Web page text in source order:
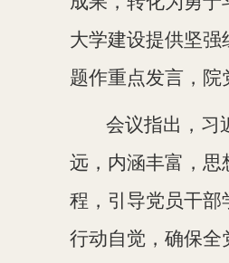
大学建设提供坚强
题作重点发言，院
会议指出，习
远，内涵丰富，
程，引导党员干
行动自觉，确保